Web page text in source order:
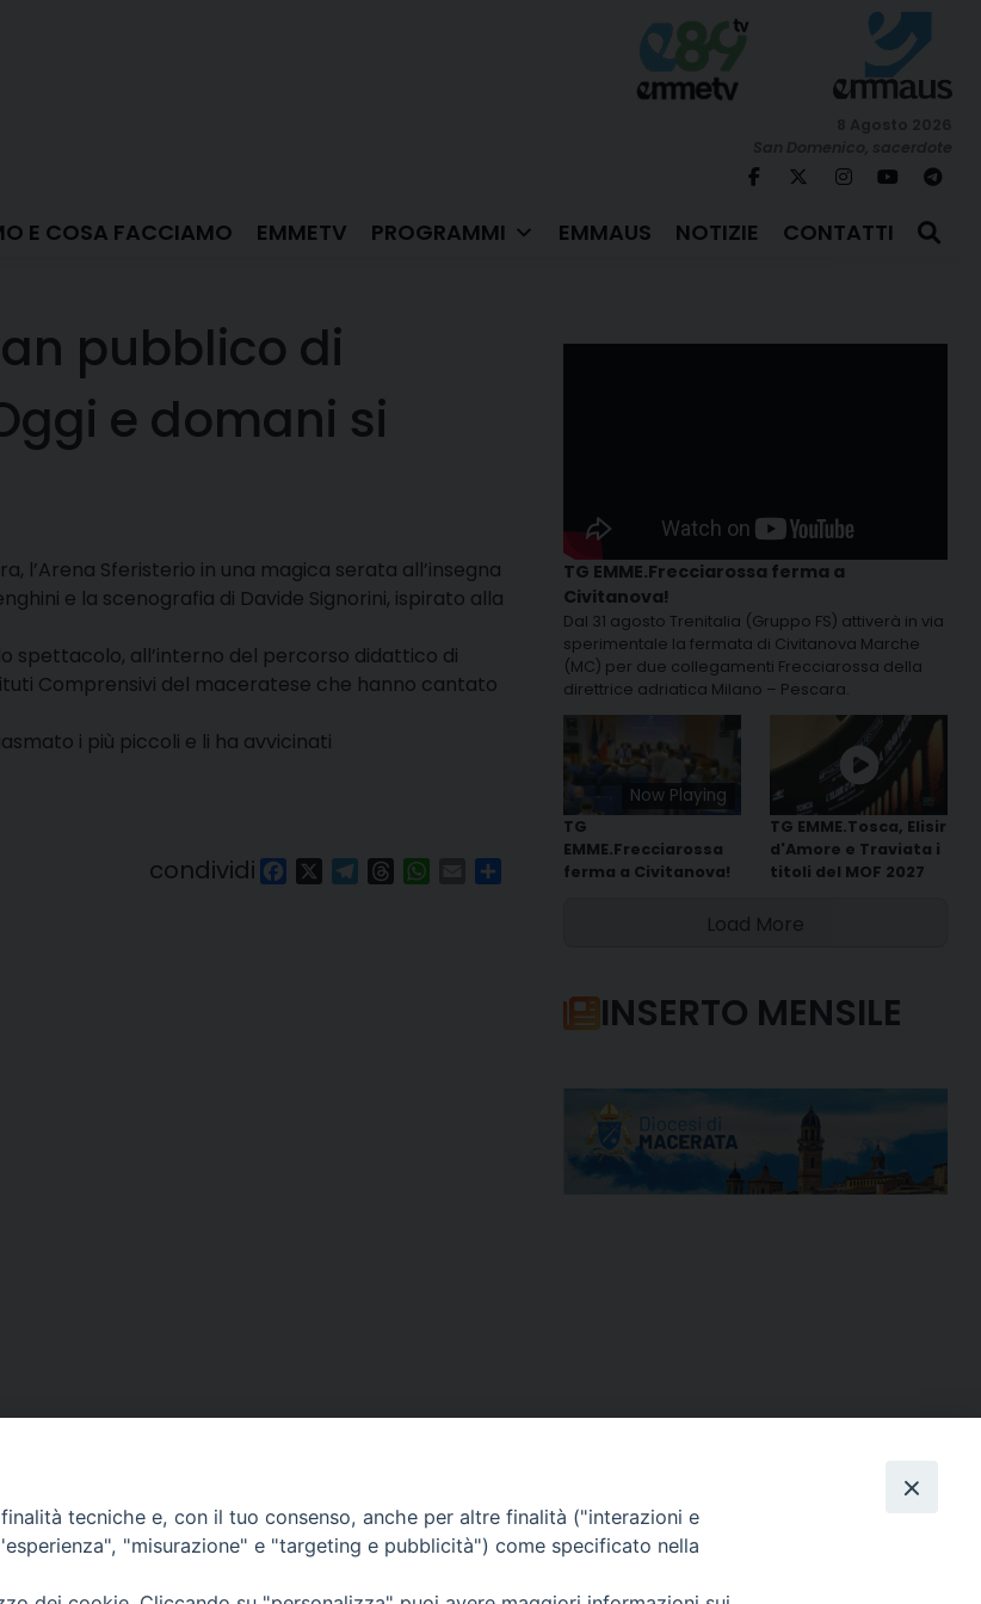
E COSA FACCIAMO EMMETV PROGRAMMI EMMAUS NOTIZIE CONTATTI
pubblico di
e domani si
l’Arena Sferisterio in una magica serata all’insegna
e la scenografia di Davide Signorini, ispirato alla
spettacolo, all’interno del percorso didattico di
Comprensivi del maceratese che hanno cantato
i più piccoli e li ha avvicinati
condividi FacebookTelegram
ThreadsWhatsApp
Email Condividi
TG EMME.Frecciarossa ferma a
Civitanova!
Dal 31 agosto Trenitalia (Gruppo FS) attiverà in via
sperimentale la fermata di Civitanova Marche
(MC) per due collegamenti Frecciarossa della
direttrice adriatica Milano – Pescara.
Now Playing
TG
EMME.Frecciarossa
ferma a Civitanova!
TG EMME.Tosca, Elisir
d'Amore e Traviata i
titoli del MOF 2027
Load More
INSERTO MENSILE
tecniche e, con il tuo consenso, anche per altre finalità ("interazioni e
"misurazione" e "targeting e pubblicità") come specificato nella